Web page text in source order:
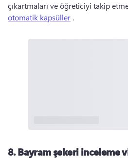
çıkartmaları ve öğreticiyi takip
otomatik kapsüller .
8.Bayram şekeri inceleme